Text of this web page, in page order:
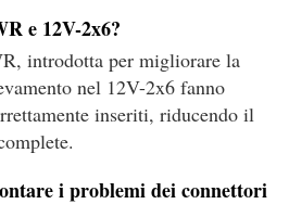
e 12V-2x6?
introdotta per migliorare la
nel 12V-2x6 fanno
inseriti, riducendo il
i problemi dei connettori